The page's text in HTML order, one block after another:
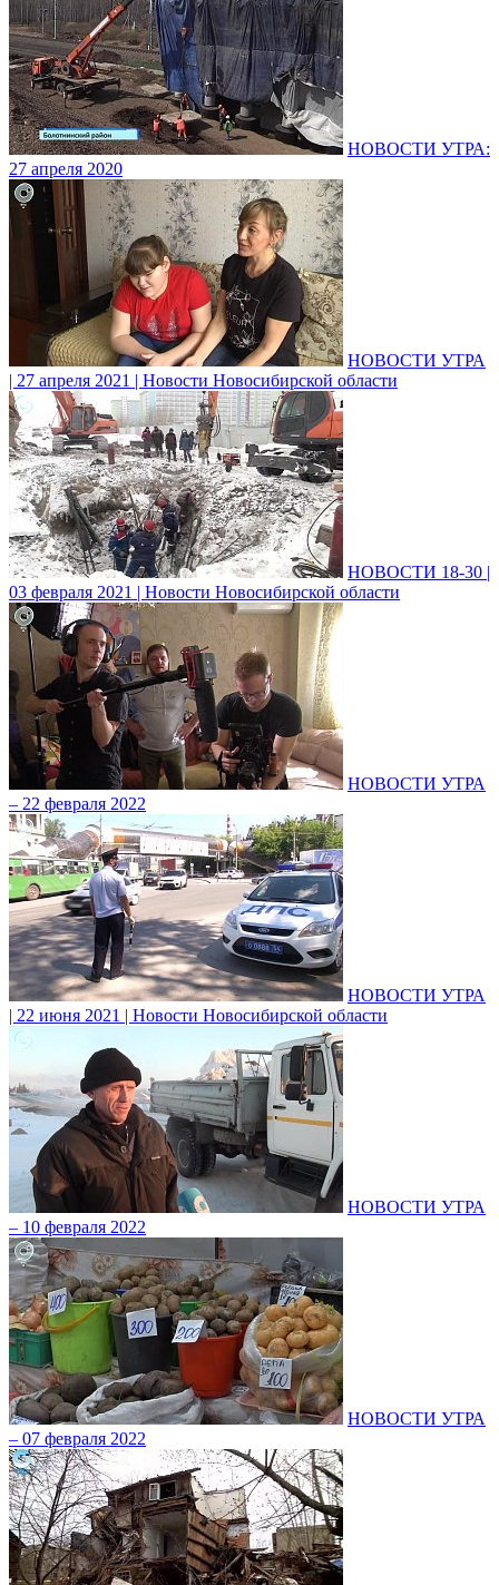
НОВОСТИ УТРА:
27 апреля 2020
НОВОСТИ УТРА
| 27 апреля 2021 | Новости Новосибирской области
НОВОСТИ 18-30 |
03 февраля 2021 | Новости Новосибирской области
НОВОСТИ УТРА
– 22 февраля 2022
НОВОСТИ УТРА
| 22 июня 2021 | Новости Новосибирской области
НОВОСТИ УТРА
– 10 февраля 2022
НОВОСТИ УТРА
– 07 февраля 2022